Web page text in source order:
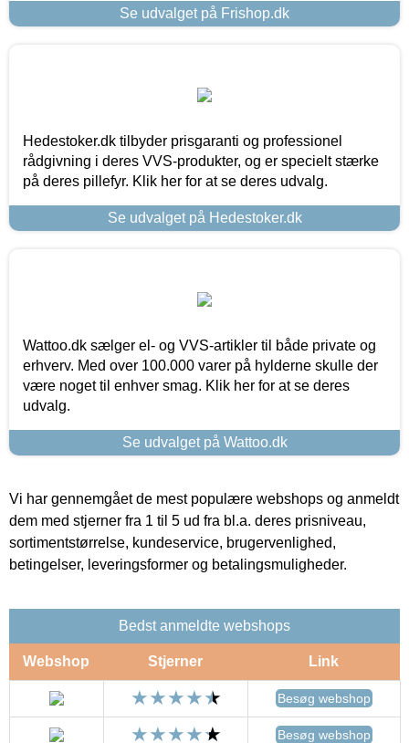
Se udvalget på Frishop.dk
Hedestoker.dk tilbyder prisgaranti og professionel
rådgivning i deres VVS-produkter, og er specielt stærke
på deres pillefyr. Klik her for at se deres udvalg.
Se udvalget på Hedestoker.dk
Wattoo.dk sælger el- og VVS-artikler til både private og
erhverv. Med over 100.000 varer på hylderne skulle der
være noget til enhver smag. Klik her for at se deres
udvalg.
Se udvalget på Wattoo.dk
Vi har gennemgået de mest populære webshops og anmeldt
dem med stjerner fra 1 til 5 ud fra bl.a. deres prisniveau,
sortimentstørrelse, kundeservice, brugervenlighed,
betingelser, leveringsformer og betalingsmuligheder.
Bedst anmeldte webshops
Webshop Stjerner Link
Besøg webshop
Besøg webshop